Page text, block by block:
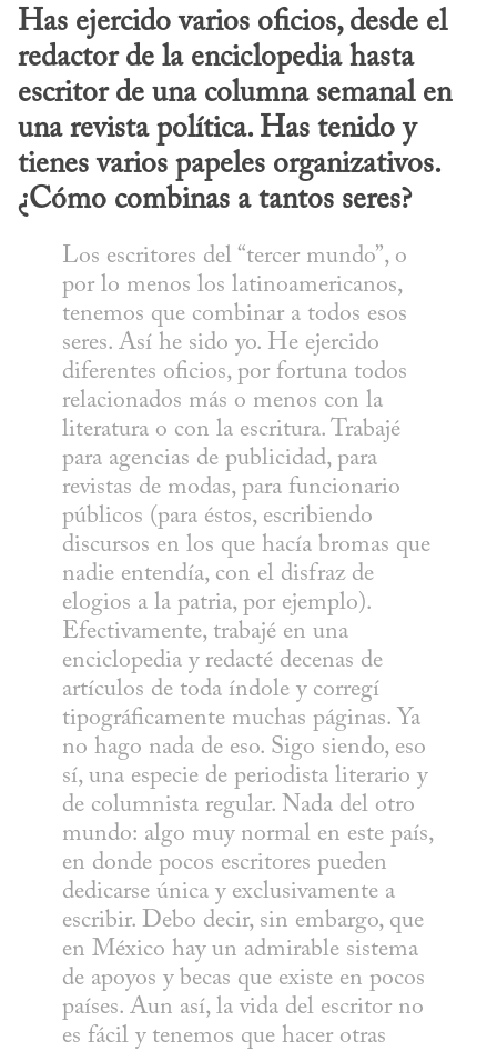
Has ejercido varios oficios, desde el
redactor de la enciclopedia hasta
escritor de una columna semanal en
una revista política. Has tenido y
tienes varios papeles organizativos.
¿Cómo combinas a tantos seres?
Los escritores del “tercer mundo”, o
por lo menos los latinoamericanos,
tenemos que combinar a todos esos
seres. Así he sido yo. He ejercido
diferentes oficios, por fortuna todos
relacionados más o menos con la
literatura o con la escritura. Trabajé
para agencias de publicidad, para
revistas de modas, para funcionario
públicos (para éstos, escribiendo
discursos en los que hacía bromas que
nadie entendía, con el disfraz de
elogios a la patria, por ejemplo).
Efectivamente, trabajé en una
enciclopedia y redacté decenas de
artículos de toda índole y corregí
tipográficamente muchas páginas. Ya
no hago nada de eso. Sigo siendo, eso
sí, una especie de periodista literario y
de columnista regular. Nada del otro
mundo: algo muy normal en este país,
en donde pocos escritores pueden
dedicarse única y exclusivamente a
escribir. Debo decir, sin embargo, que
en México hay un admirable sistema
de apoyos y becas que existe en pocos
países. Aun así, la vida del escritor no
es fácil y tenemos que hacer otras